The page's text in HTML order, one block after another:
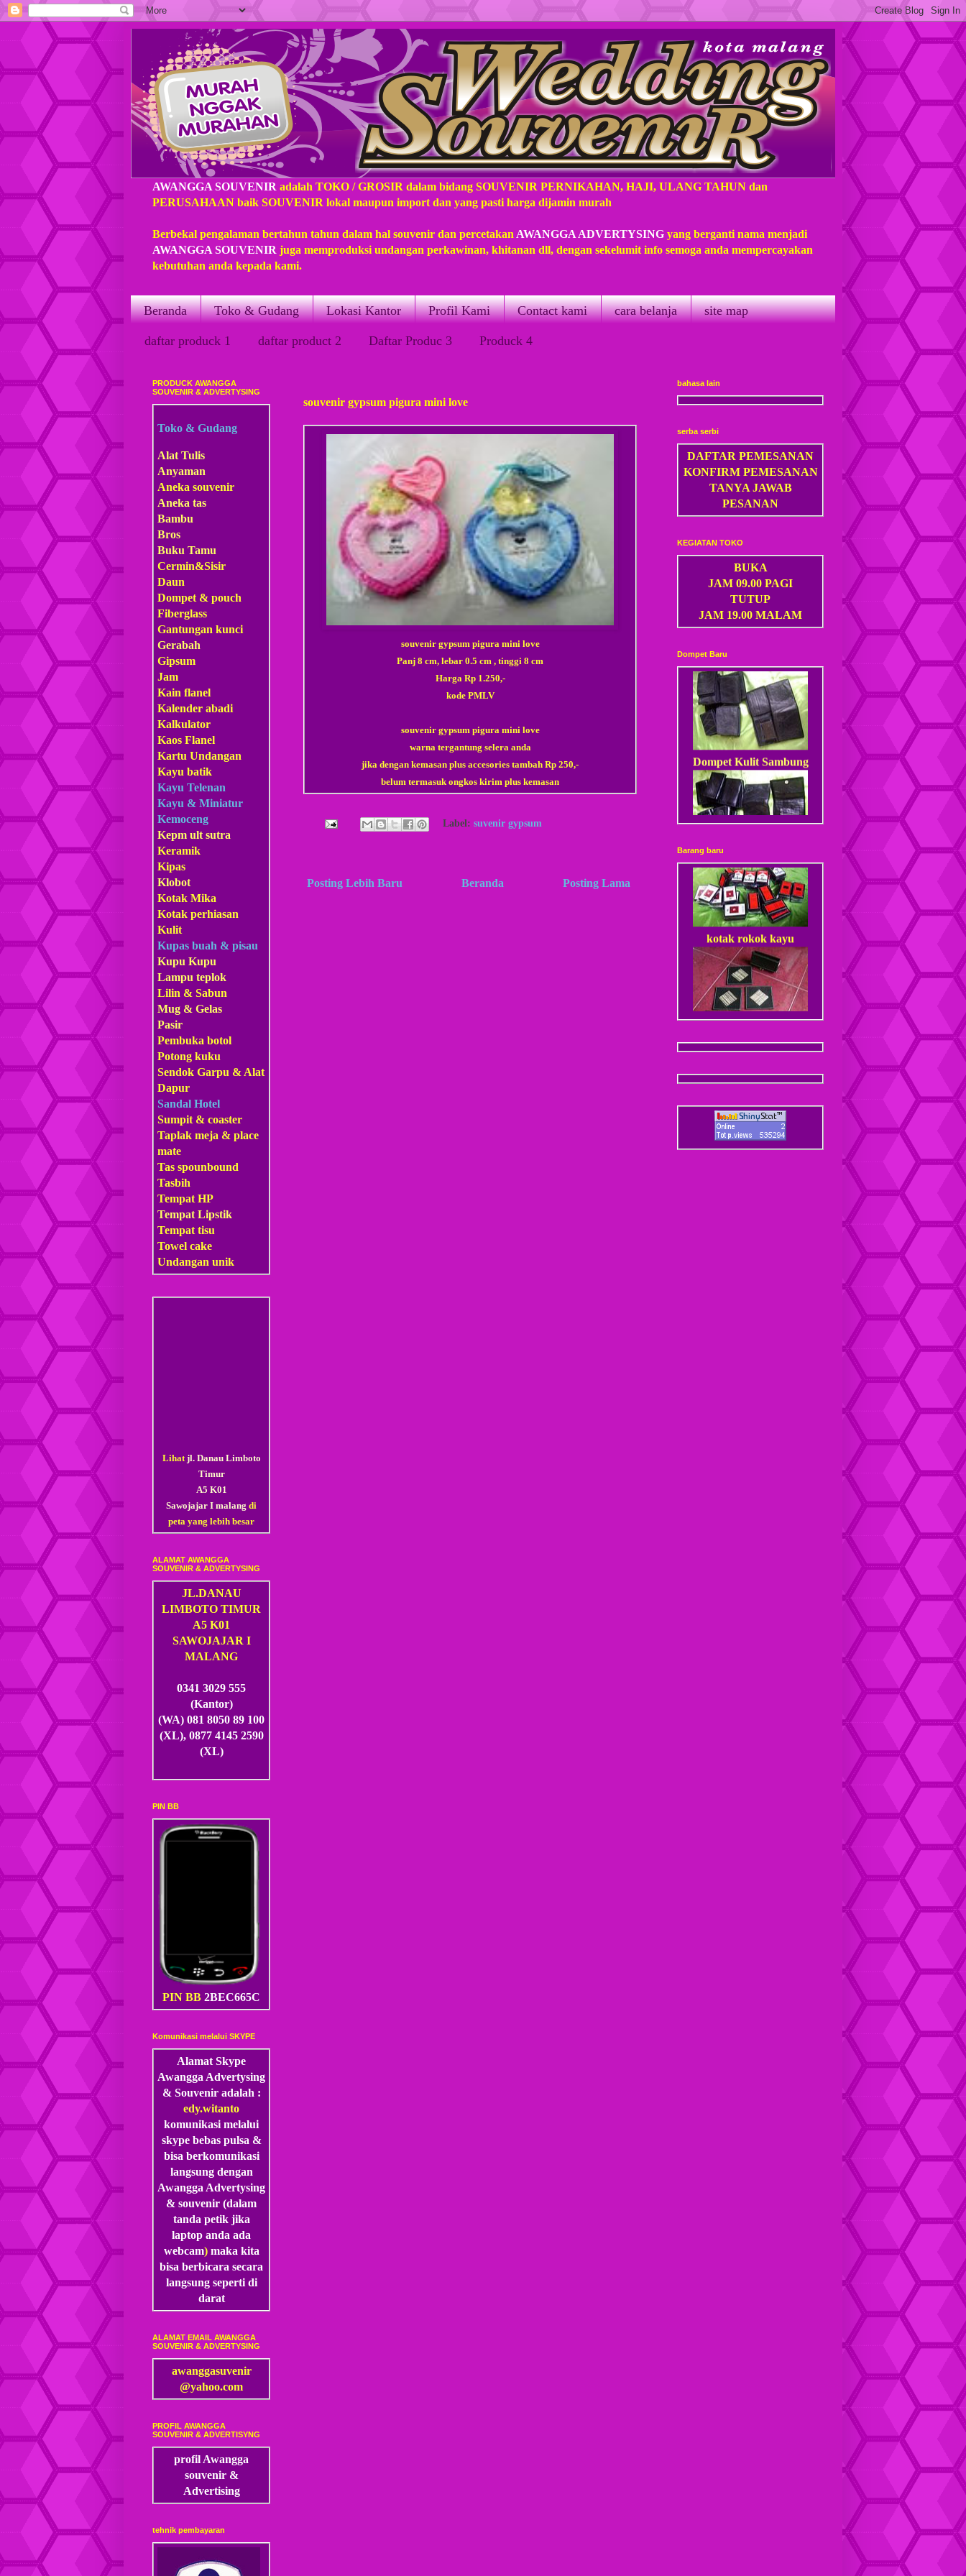
AWANGGA SOUVENIR adalah TOKO / GROSIR dalam bidang SOUVENIR PERNIKAHAN, HAJI, ULANG TAHUN dan
PERUSAHAAN baik SOUVENIR lokal maupun import dan yang pasti harga dijamin murah
Berbekal pengalaman bertahun tahun dalam hal souvenir dan percetakan AWANGGA ADVERTYSING yang berganti nama menjadi
AWANGGA SOUVENIR juga memproduksi undangan perkawinan, khitanan dll, dengan sekelumit info semoga anda mempercayakan
kebutuhan anda kepada kami.
Beranda Toko & Gudang Lokasi Kantor Profil Kami Contact kami cara belanja site map
daftar produck 1 daftar product 2 Daftar Produc 3 Produck 4
souvenir gypsum pigura mini love
souvenir gypsum pigura mini love
Panj 8 cm, lebar 0.5 cm , tinggi 8 cm
Harga Rp 1.250,-
kodePMLV
souvenir gypsum pigura mini love
warna tergantung selera anda
jika dengan kemasan plus accesories tambah Rp 250,-
belum termasuk ongkos kirim plus kemasan
Label: suvenir gypsum
Posting Lebih Baru Posting Lama
Beranda
PRODUCK AWANGGA
SOUVENIR & ADVERTYSING
Toko & Gudang
Alat Tulis
Anyaman
Aneka souvenir
Aneka tas
Bambu
Bros
Buku Tamu
Cermin&Sisir
Daun
Dompet & pouch
Fiberglass
Gantungan kunci
Gerabah
Gipsum
Jam
Kain flanel
Kalender abadi
Kalkulator
Kaos Flanel
Kartu Undangan
Kayu batik
Kayu Telenan
Kayu & Miniatur
Kemoceng
Kepm ult sutra
Keramik
Kipas
Klobot
Kotak Mika
Kotak perhiasan
Kulit
Kupas buah & pisau
Kupu Kupu
Lampu teplok
Lilin & Sabun
Mug & Gelas
Pasir
Pembuka botol
Potong kuku
Sendok Garpu & Alat
Dapur
Sandal Hotel
Sumpit & coaster
Taplak meja & place
mate
Tas spounbound
Tasbih
Tempat HP
Tempat Lipstik
Tempat tisu
Towel cake
Undangan unik
Lihatjl. Danau Limboto
Timur
A5 K01
Sawojajar I malang di
peta yang lebih besar
ALAMAT AWANGGA
SOUVENIR & ADVERTYSING
JL.DANAU
LIMBOTO TIMUR
A5 K01
SAWOJAJAR I
MALANG
0341 3029 555
(Kantor)
(WA) 081 8050 89 100
(XL), 0877 4145 2590
(XL)
PIN BB
PIN BB 2BEC665C
Komunikasi melalui SKYPE
Alamat Skype
Awangga Advertysing
& Souvenir adalah :
edy.witanto
komunikasi melalui
skype bebas pulsa &
bisa berkomunikasi
langsung dengan
Awangga Advertysing
& souvenir (dalam
tanda petik jika
laptop anda ada
webcam) maka kita
bisa berbicara secara
langsung seperti di
darat
ALAMAT EMAIL AWANGGA
SOUVENIR & ADVERTYSING
awanggasuvenir
@yahoo.com
PROFIL AWANGGA
SOUVENIR & ADVERTISYNG
profil Awangga
souvenir &
Advertising
tehnik pembayaran
bahasa lain
serba serbi
DAFTAR PEMESANAN
KONFIRM PEMESANAN
TANYA JAWAB
PESANAN
KEGIATAN TOKO
BUKA
JAM 09.00 PAGI
TUTUP
JAM 19.00 MALAM
Dompet Baru
Dompet Kulit Sambung
Dompet Kulit Pria Jantan
Dompet kulit Cewek
Barang baru
kotak rokok kayu
Coaster / Tatakan Gelas